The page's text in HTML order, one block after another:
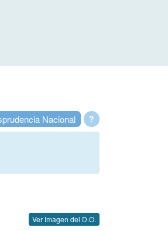
?
Nacional
Ver Imagen del D.O.